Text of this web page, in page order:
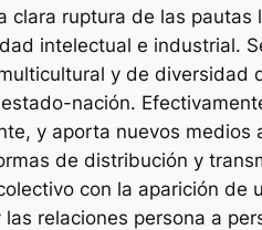
ruptura de las pautas
intelectual e industrial.
y de diversidad
nación.
y aporta nuevos medios
de distribución y
con la aparición de
relaciones persona a